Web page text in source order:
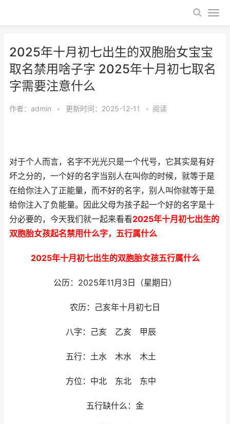
2025年十月初七出生的双胞胎女宝宝
取名禁用啥子字 2025年十月初七取名
字需要注意什么
作者： admin • 更新时间：2025-12-11 • 阅读
对于个人而言，名字不光光只是一个代号，它其实是有好
坏之分的，一个好的名字当别人在叫你的时候，就等于是
在给你注入了正能量，而不好的名字，别人叫你就等于是
给你注入了负能量。因此父母为孩子起一个好的名字是十
分必要的，今天我们就一起来看看2025年十月初七出生的
双胞胎女孩起名禁用什么字，五行属什么
2025年十月初七出生的双胞胎女孩五行属什么
公历：2025年11月3日（星期日）
农历：己亥年十月初七日
八字：己亥 乙亥 甲辰
五行：土水 木水 木土
方位：中北 东北 东中
五行缺什么：金